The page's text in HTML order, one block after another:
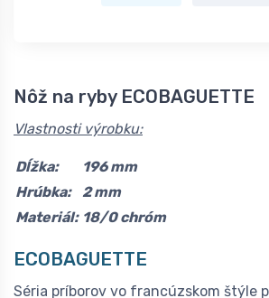
Nôž na ryby ECOBAGUETTE
Vlastnosti výrobku:
Dĺžka:
196 mm
Hrúbka:
2 mm
Materiál: 18/0 chróm
ECOBAGUETTE
Séria príborov vo francúzskom štýle